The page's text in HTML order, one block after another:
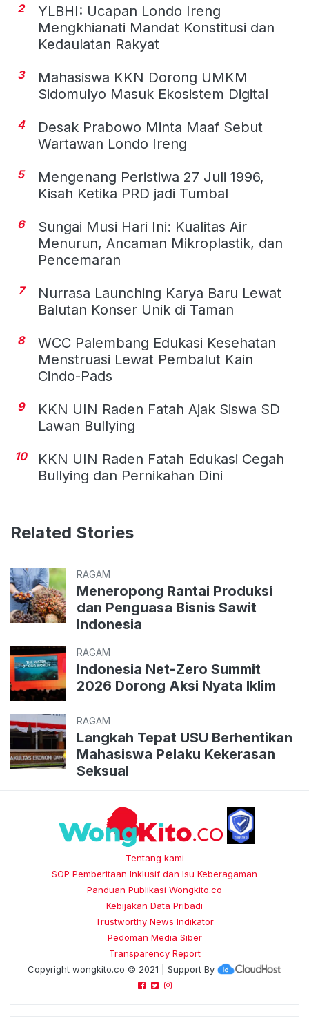
2
YLBHI: Ucapan Londo Ireng
Mengkhianati Mandat Konstitusi dan
Kedaulatan Rakyat
3
Mahasiswa KKN Dorong UMKM
Sidomulyo Masuk Ekosistem Digital
4
Desak Prabowo Minta Maaf Sebut
Wartawan Londo Ireng
5
Mengenang Peristiwa 27 Juli 1996,
Kisah Ketika PRD jadi Tumbal
6
Sungai Musi Hari Ini: Kualitas Air
Menurun, Ancaman Mikroplastik, dan
Pencemaran
7
Nurrasa Launching Karya Baru Lewat
Balutan Konser Unik di Taman
8
WCC Palembang Edukasi Kesehatan
Menstruasi Lewat Pembalut Kain
Cindo-Pads
9
KKN UIN Raden Fatah Ajak Siswa SD
Lawan Bullying
10
KKN UIN Raden Fatah Edukasi Cegah
Bullying dan Pernikahan Dini
Related Stories
RAGAM
Meneropong Rantai Produksi
dan Penguasa Bisnis Sawit
Indonesia
RAGAM
Indonesia Net-Zero Summit
2026 Dorong Aksi Nyata Iklim
RAGAM
Langkah Tepat USU Berhentikan
Mahasiswa Pelaku Kekerasan
Seksual
Tentang kami
SOP Pemberitaan Inklusif dan Isu Keberagaman
Panduan Publikasi Wongkito.co
Kebijakan Data Pribadi
Trustworthy News Indikator
Pedoman Media Siber
Transparency Report
Copyright wongkito.co © 2021 | Support By